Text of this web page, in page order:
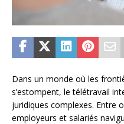
Dans un monde où les
s’estompent, le télétravail
juridiques complexes. Entre
employeurs et salariés